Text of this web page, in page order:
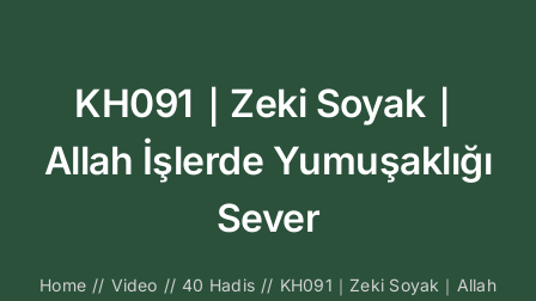
Biyografi
Kitapları
KH091｜Zeki Soyak｜
Allah İşlerde Yumuşaklığı
Sever
Home // Video // 40 Hadis // KH091｜Zeki Soyak｜Allah